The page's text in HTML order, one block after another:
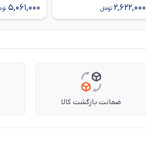
2,622,000 تومان
سریع
5,061,000
ضمانت بازگشت کالا